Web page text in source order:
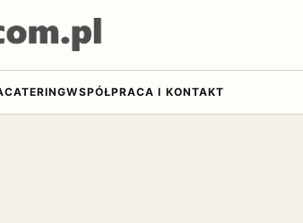
CATERINGWSPÓŁPRACA I KONTAKT